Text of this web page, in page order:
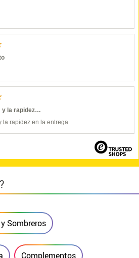
y la rapidez…
la rapidez en la entrega
Sombreros
Complementos